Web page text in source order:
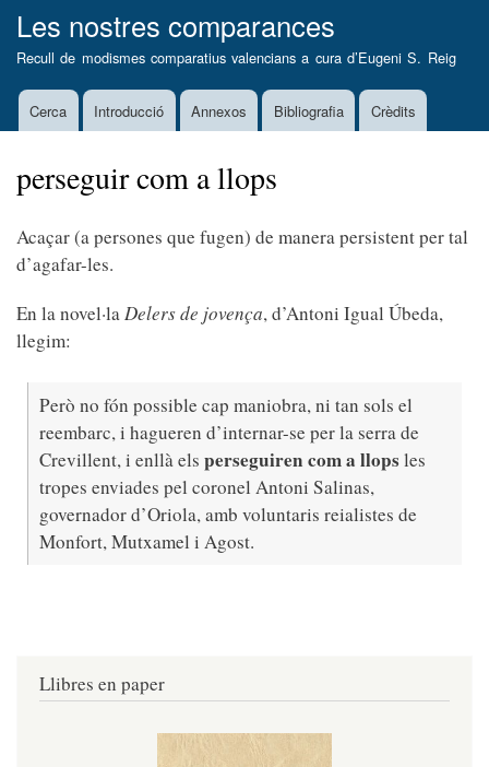
al
contingut
Les nostres comparances
Recull de modismes comparatius valencians a cura d’Eugeni S. Reig
MainCerca Introducció Annexos Bibliografia Crèdits
perseguir com a llops
Acaçar (a persones que fugen) de manera persistent per tal
d’agafar-les.
En la novel·laDelers de jovença, d’Antoni Igual Úbeda,
llegim:
Però no fón possible cap maniobra, ni tan sols el
reembarc, i hagueren d’internar-se per la serra de
Crevillent, i enllà els perseguiren com a llopsles
tropes enviades pel coronel Antoni Salinas,
governador d’Oriola, amb voluntaris reialistes de
Monfort, Mutxamel i Agost.
Llibres en paper